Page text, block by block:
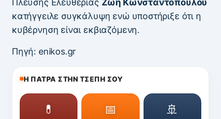
κατήγγειλε συγκάλυψη ενώ υποστήριξε ότι η
κυβέρνηση είναι εκβιαζόμενη.
Πηγή: enikos.gr
Η ΠΑΤΡΑ ΣΤΗΝ ΤΣΕΠΗ ΣΟΥ
💊 📅 🚢